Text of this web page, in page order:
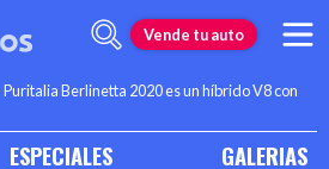
Vende tu auto
Puritalia Berlinetta 2020 es un híbrido V8 con
ESPECIALES GALERIAS